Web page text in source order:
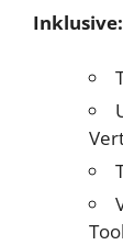
Inklusive: